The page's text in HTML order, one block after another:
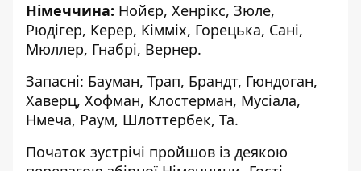
Німеччина: Нойєр, Хенрікс, Зюле,
Рюдігер, Керер, Кімміх, Горецька, Сані,
Мюллер, Гнабрі, Вернер.
Запасні: Бауман, Трап, Брандт, Гюндоган,
Хаверц, Хофман, Клостерман, Мусіала,
Нмеча, Раум, Шлоттербек, Та.
Початок зустрічі пройшов із деякою